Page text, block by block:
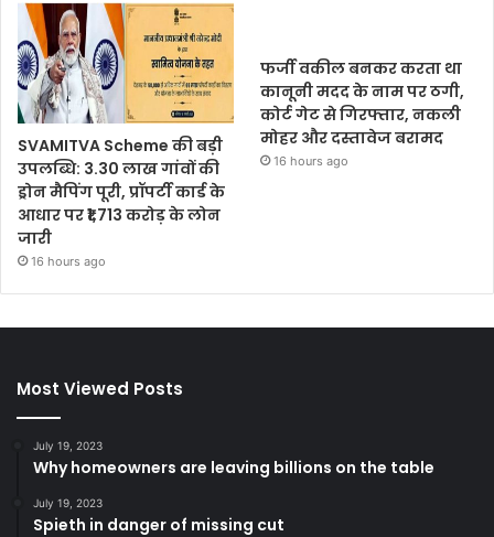
SVAMITVA Scheme की बड़ी
उपलब्धि: 3.30 लाख गांवों की
ड्रोन मैपिंग पूरी, प्रॉपर्टी कार्ड के
आधार पर ₹1,713 करोड़ के लोन
जारी
16 hours ago
फर्जी वकील बनकर करता था
कानूनी मदद के नाम पर ठगी,
कोर्ट गेट से गिरफ्तार, नकली
मोहर और दस्तावेज बरामद
16 hours ago
Most Viewed Posts
July 19, 2023
Why homeowners are leaving billions on the table
July 19, 2023
Spieth in danger of missing cut